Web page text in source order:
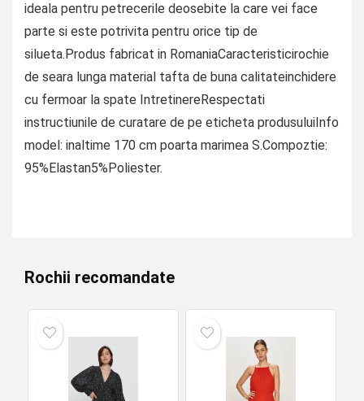
ideala pentru petrecerile deosebite la care vei face
parte si este potrivita pentru orice tip de
silueta.Produs fabricat in RomaniaCaracteristicirochie
de seara lunga material tafta de buna calitateinchidere
cu fermoar la spate IntretinereRespectati
instructiunile de curatare de pe eticheta produsuluiInfo
model: inaltime 170 cm poarta marimea S.Compoztie:
95%Elastan5%Poliester.
Rochii recomandate